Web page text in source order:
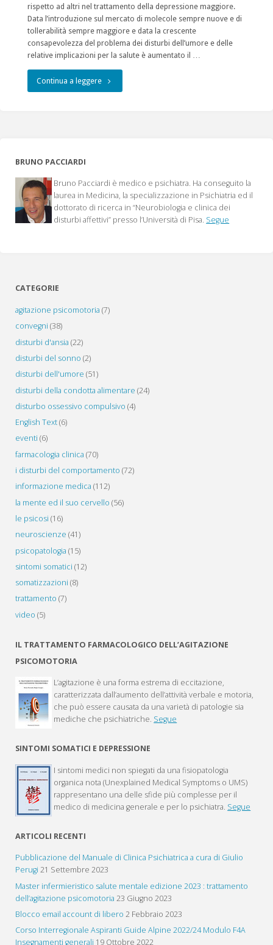
rispetto ad altri nel trattamento della depressione maggiore.
Data l’introduzione sul mercato di molecole sempre nuove e di
tollerabilità sempre maggiore e data la crescente
consapevolezza del problema dei disturbi dell’umore e delle
relative implicazioni per la salute è aumentato il …
Continua a leggere"Gli
BRUNO PACCIARDI
Bruno Pacciardi è medico e psichiatra. Ha conseguito la
laurea in Medicina, la specializzazione in Psichiatria ed il
dottorato di ricerca in “Neurobiologia e clinica dei
disturbi affettivi” presso l’Università di Pisa. Segue
CATEGORIE
agitazione psicomotoria (7)
convegni (38)
disturbi d'ansia (22)
disturbi del sonno (2)
disturbi dell'umore (51)
disturbi della condotta alimentare (24)
disturbo ossessivo compulsivo (4)
English Text(6)
eventi (6)
farmacologia clinica (70)
i disturbi del comportamento (72)
informazione medica (112)
la mente ed il suo cervello (56)
le psicosi (16)
neuroscienze (41)
psicopatologia (15)
sintomi somatici (12)
somatizzazioni (8)
trattamento (7)
video (5)
IL TRATTAMENTO FARMACOLOGICO DELL’AGITAZIONE
PSICOMOTORIA
L’agitazione è una forma estrema di eccitazione,
caratterizzata dall’aumento dell’attività verbale e motoria,
che può essere causata da una varietà di patologie sia
mediche che psichiatriche. Segue
SINTOMI SOMATICI E DEPRESSIONE
I sintomi medici non spiegati da una fisiopatologia
organica nota (Unexplained Medical Symptoms o UMS)
rappresentano una delle sfide più complesse per il
medico di medicina generale e per lo psichiatra. Segue
ARTICOLI RECENTI
Pubblicazione del Manuale di Clinica Psichiatrica a cura di Giulio
Perugi 21 Settembre 2023
Master infermieristico salute mentale edizione 2023 : trattamento
dell’agitazione psicomotoria 23 Giugno 2023
Blocco email account di libero 2 Febbraio 2023
Corso Interregionale Aspiranti Guide Alpine 2022/24 Modulo F4A
Insegnamenti generali 19 Ottobre 2022